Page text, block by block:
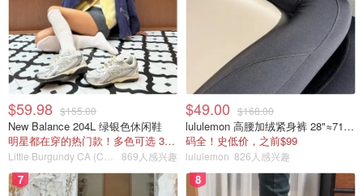
$59.98 $155.00
New Balance 204L 绿银色休闲鞋
明星都在穿的热门款！多色可选 3.8折
869人感兴趣
$49.00 $168.00
lululemon 高腰加绒紧身裤 28"≈71cm 5个口袋
码全！史低价，之前$99
lululemon 826人感兴趣
7 8